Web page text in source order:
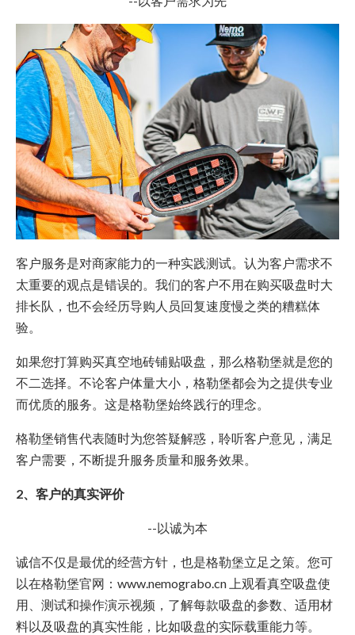
客户服务是对商家能力的一种实践测试。认为客户需求不
太重要的观点是错误的。我们的客户不用在购买吸盘时大
排长队，也不会经历导购人员回复速度慢之类的糟糕体
验。
如果您打算购买真空地砖铺贴吸盘，那么格勒堡就是您的
不二选择。不论客户体量大小，格勒堡都会为之提供专业
而优质的服务。这是格勒堡始终践行的理念。
格勒堡销售代表随时为您答疑解惑，聆听客户意见，满足
客户需要，不断提升服务质量和服务效果。
2、客户的真实评价
--以诚为本
诚信不仅是最优的经营方针，也是格勒堡立足之策。您可
以在格勒堡官网：www.nemograbo.cn 上观看真空吸盘使
用、测试和操作演示视频，了解每款吸盘的参数、适用材
料以及吸盘的真实性能，比如吸盘的实际载重能力等。